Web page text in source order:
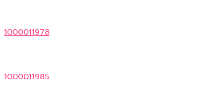
1000011978
1000011985